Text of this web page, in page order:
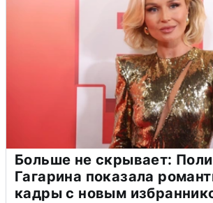
Больше не скрывает:
Гагарина показала
кадры с новым